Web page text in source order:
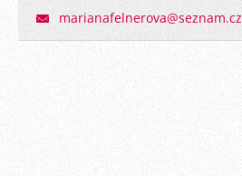
marianafelnerova@seznam.cz